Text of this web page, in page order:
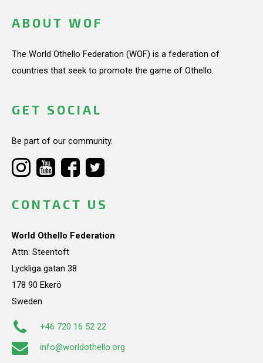
ABOUT WOF
The World Othello Federation (WOF) is a federation of
countries that seek to promote the game of Othello.
GET SOCIAL
Be part of our community.
CONTACT US
World Othello Federation
Attn: Steentoft
Lyckliga gatan 38
178 90 Ekerö
Sweden
+46 720 16 52 22
info@worldothello.org